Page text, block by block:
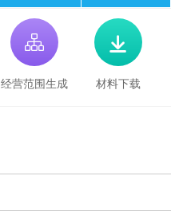

经营范围生成

材料下载